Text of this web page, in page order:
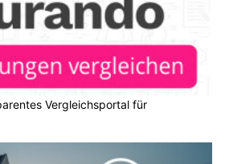
Vergleichsportal für